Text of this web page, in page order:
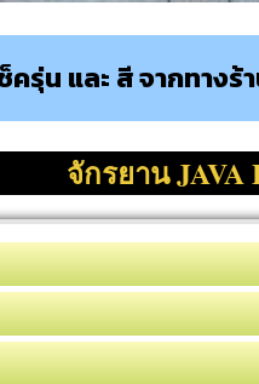
รุ่น และ สี จากทาง
จักรยาน JAVA